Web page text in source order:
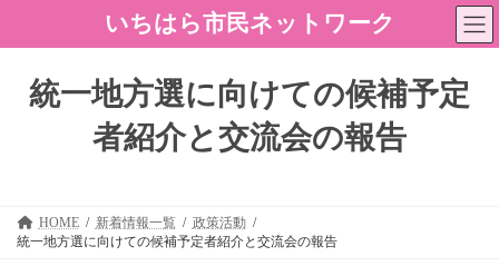
テ
ゲ
いちはら市民ネットワーク
統一地方選に向けての候補予定
者紹介と交流会の報告
HOME 新着情報一覧
政策活動
統一地方選に向けての候補予定者紹介と交流会の報告